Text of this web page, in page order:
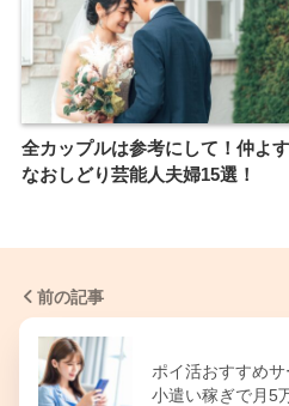
全カップルは参考にして！仲よ
なおしどり芸能人夫婦15選！
前の記事
ポイ活おすすめ
小遣い稼ぎで月5